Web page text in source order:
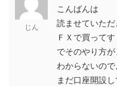
じん
こんばんは
読ませていただ
ＦＸで買って
でそのやり方が
わからないの
まだ口座開設